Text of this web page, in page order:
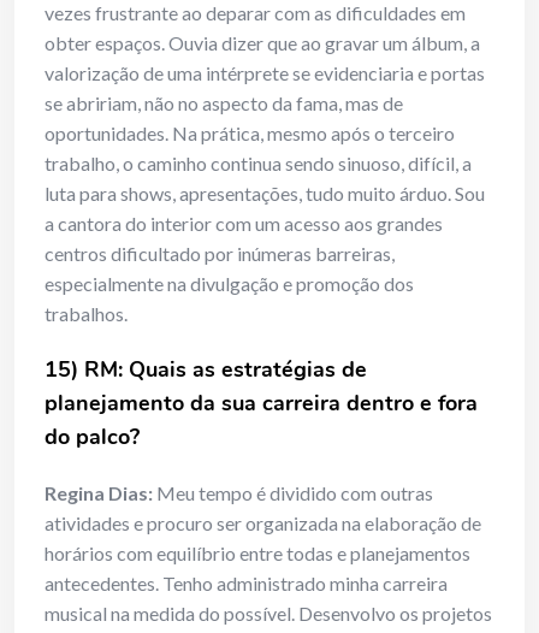
vezes frustrante ao deparar com as dificuldades em
obter espaços. Ouvia dizer que ao gravar um álbum, a
valorização de uma intérprete se evidenciaria e portas
se abririam, não no aspecto da fama, mas de
oportunidades. Na prática, mesmo após o terceiro
trabalho, o caminho continua sendo sinuoso, difícil, a
luta para shows, apresentações, tudo muito árduo. Sou
a cantora do interior com um acesso aos grandes
centros dificultado por inúmeras barreiras,
especialmente na divulgação e promoção dos
trabalhos.
15) RM: Quais as estratégias de
planejamento da sua carreira dentro e fora
do palco?
Regina Dias: Meu tempo é dividido com outras
atividades e procuro ser organizada na elaboração de
horários com equilíbrio entre todas e planejamentos
antecedentes. Tenho administrado minha carreira
musical na medida do possível. Desenvolvo os projetos